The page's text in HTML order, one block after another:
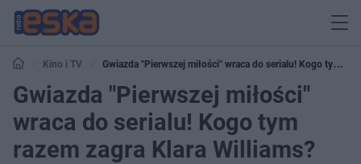
Kino i TV
Gwiazda "Pierwszej miłości" wraca do serialu! Kogo tym
razem zagra Klara Williams?
Gwiazda "Pierwszej miłości"
wraca do serialu! Kogo tym
razem zagra Klara Williams?